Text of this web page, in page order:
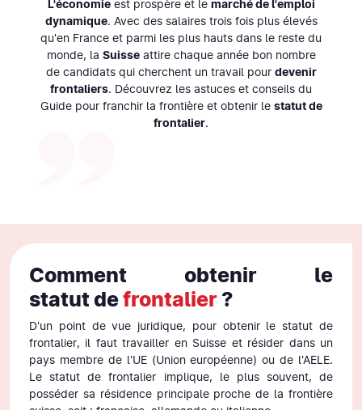
L'économieest prospère et le marché de l'emploi
dynamique. Avec des salaires trois fois plus élevés
qu'en France et parmi les plus hauts dans le reste du
monde, la Suisseattire chaque année bon nombre
de candidats qui cherchent un travail pour devenir
frontaliers. Découvrez les astuces et conseils du
Guide pour franchir la frontière et obtenir le statut de
frontalier.
Comment obtenir le
statut defrontalier ?
D'un point de vue juridique, pour obtenir le statut de
frontalier, il faut travailler en Suisse et résider dans un
pays membre de l'UE (Union européenne) ou de l'AELE.
Le statut de frontalier implique, le plus souvent, de
posséder sa résidence principale proche de la frontière